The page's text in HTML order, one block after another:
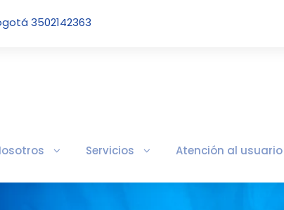
3502142363
Servicios Atención al usuario